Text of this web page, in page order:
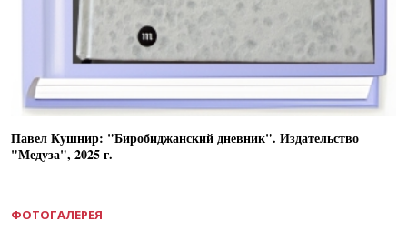
Павел Кушнир: "Биробиджанский дневник". Издательство
"Медуза", 2025 г.
ФОТОГАЛЕРЕЯ